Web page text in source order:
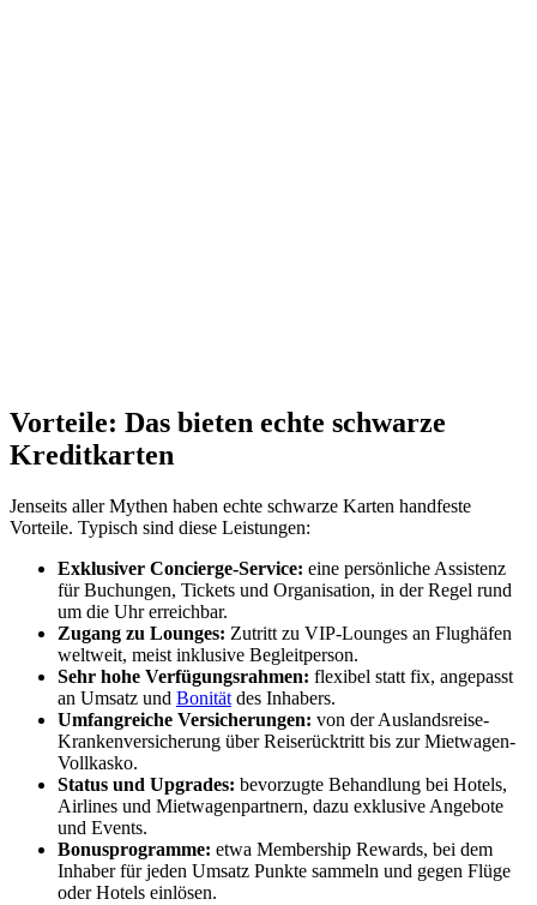
Vorteile: Das bieten echte schwarze
Kreditkarten
Jenseits aller Mythen haben echte schwarze Karten handfeste
Vorteile. Typisch sind diese Leistungen:
Exklusiver Concierge-Service: eine persönliche Assistenz
für Buchungen, Tickets und Organisation, in der Regel rund
um die Uhr erreichbar.
Zugang zu Lounges: Zutritt zu VIP-Lounges an Flughäfen
weltweit, meist inklusive Begleitperson.
Sehr hohe Verfügungsrahmen: flexibel statt fix, angepasst
an Umsatz und Bonität des Inhabers.
Umfangreiche Versicherungen: von der Auslandsreise-
Krankenversicherung über Reiserücktritt bis zur Mietwagen-
Vollkasko.
Status und Upgrades: bevorzugte Behandlung bei Hotels,
Airlines und Mietwagenpartnern, dazu exklusive Angebote
und Events.
Bonusprogramme: etwa Membership Rewards, bei dem
Inhaber für jeden Umsatz Punkte sammeln und gegen Flüge
oder Hotels einlösen.